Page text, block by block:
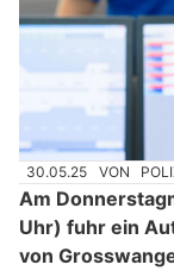
30.05.25 VON
Am
Uhr) fuhr ein
von